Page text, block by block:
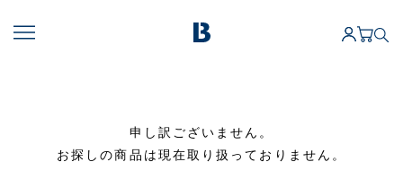
申し訳ございません。
お探しの商品は現在取り扱っておりません。